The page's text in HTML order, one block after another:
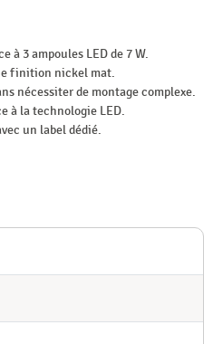
à 3 ampoules LED de 7 W.
finition nickel mat.
nécessiter de montage complexe.
à la technologie LED.
un label dédié.